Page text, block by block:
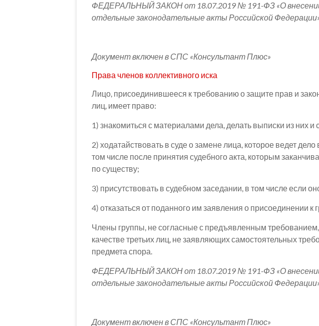
ФЕДЕРАЛЬНЫЙ ЗАКОН от 18.07.2019 № 191-ФЗ «О
отдельные законодательные акты Российской
Документ включен в СПС «Консультант Плюс»
Права членов коллективного иска
Лицо, присоединившееся к требованию о защите прав и
лиц, имеет право:
1) знакомиться с материалами дела, делать выписки из них и
2) ходатайствовать в суде о замене лица, которое ведет
том числе после принятия судебного акта, которым
по существу;
3) присутствовать в судебном заседании, в том числе если
4) отказаться от поданного им заявления о присоединении к
Члены группы, не согласные с предъявленным требованием,
качестве третьих лиц, не заявляющих самостоятельных
предмета спора.
ФЕДЕРАЛЬНЫЙ ЗАКОН от 18.07.2019 № 191-ФЗ «О
отдельные законодательные акты Российской
Документ включен в СПС «Консультант Плюс»